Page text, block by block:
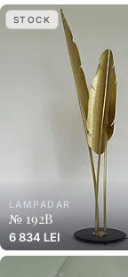
STOCK
LAMPADAR
№ 192B
6 834 LEI